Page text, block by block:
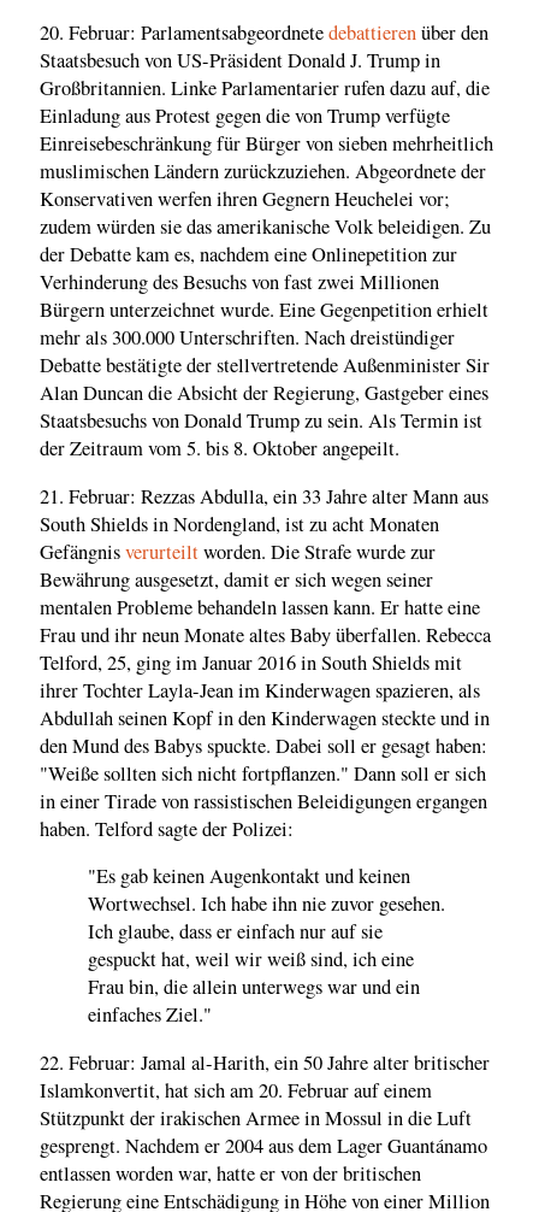
20. Februar: Parlamentsabgeordnetedebattierenüber den
Staatsbesuch von US-Präsident Donald J. Trump in
Großbritannien. Linke Parlamentarier rufen dazu auf, die
Einladung aus Protest gegen die von Trump verfügte
Einreisebeschränkung für Bürger von sieben mehrheitlich
muslimischen Ländern zurückzuziehen. Abgeordnete der
Konservativen werfen ihren Gegnern Heuchelei vor;
zudem würden sie das amerikanische Volk beleidigen. Zu
der Debatte kam es, nachdem eine Onlinepetition zur
Verhinderung des Besuchs von fast zwei Millionen
Bürgern unterzeichnet wurde. Eine Gegenpetition erhielt
mehr als 300.000 Unterschriften. Nach dreistündiger
Debatte bestätigte der stellvertretende Außenminister Sir
Alan Duncan die Absicht der Regierung, Gastgeber eines
Staatsbesuchs von Donald Trump zu sein. Als Termin ist
der Zeitraum vom 5. bis 8. Oktober angepeilt.
21. Februar: Rezzas Abdulla, ein 33 Jahre alter Mann aus
South Shields in Nordengland, ist zu acht Monaten
Gefängnisverurteiltworden. Die Strafe wurde zur
Bewährung ausgesetzt, damit er sich wegen seiner
mentalen Probleme behandeln lassen kann. Er hatte eine
Frau und ihr neun Monate altes Baby überfallen. Rebecca
Telford, 25, ging im Januar 2016 in South Shields mit
ihrer Tochter Layla-Jean im Kinderwagen spazieren, als
Abdullah seinen Kopf in den Kinderwagen steckte und in
den Mund des Babys spuckte. Dabei soll er gesagt haben:
"Weiße sollten sich nicht fortpflanzen." Dann soll er sich
in einer Tirade von rassistischen Beleidigungen ergangen
haben. Telford sagte der Polizei:
"Es gab keinen Augenkontakt und keinen
Wortwechsel. Ich habe ihn nie zuvor gesehen.
Ich glaube, dass er einfach nur auf sie
gespuckt hat, weil wir weiß sind, ich eine
Frau bin, die allein unterwegs war und ein
einfaches Ziel."
22. Februar: Jamal al-Harith, ein 50 Jahre alter britischer
Islamkonvertit, hat sich am 20. Februar auf einem
Stützpunkt der irakischen Armee in Mossul in die Luft
gesprengt. Nachdem er 2004 aus dem Lager Guantánamo
entlassen worden war, hatte er von der britischen
Regierung eine Entschädigung in Höhe von einer Million